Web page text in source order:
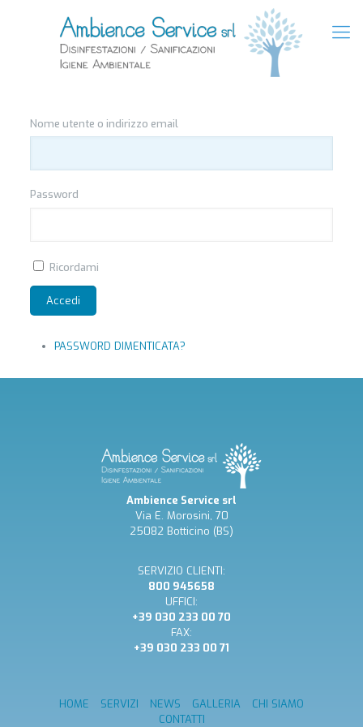
Nome utente o indirizzo email
Password
Ricordami
Accedi
PASSWORD DIMENTICATA?
Ambience Service srl
Via E. Morosini, 70
25082 Botticino (BS)
SERVIZIO CLIENTI:
800 945658
UFFICI:
+39 030 233 00 70
FAX:
+39 030 233 00 71
HOME SERVIZI NEWS GALLERIA
CHI SIAMO
CONTATTI